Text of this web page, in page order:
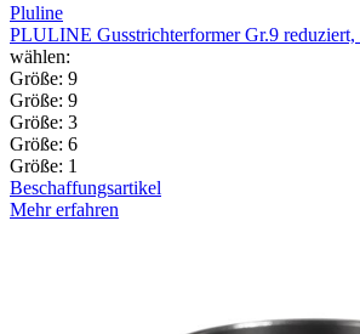
Pluline
PLULINE Gusstrichterformer Gr.9 reduziert,
wählen:
Größe: 9
Größe: 9
Größe: 3
Größe: 6
Größe: 1
Beschaffungsartikel
Mehr erfahren